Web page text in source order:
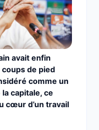
avait enfin
de pied
comme un
capitale, ce
cœur d’un travail